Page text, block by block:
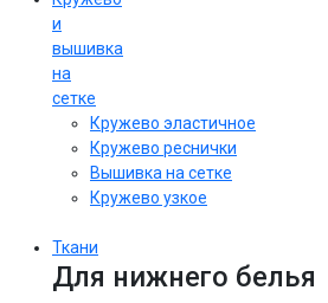
и
вышивка
на
сетке
Кружево эластичное
Кружево реснички
Вышивка на сетке
Кружево узкое
Ткани
Для нижнего белья